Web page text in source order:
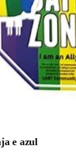
e azul